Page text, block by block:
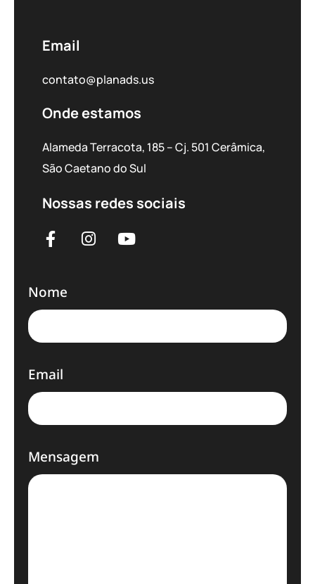
Email
contato@planads.us
Onde estamos
Alameda Terracota, 185 – Cj. 501 Cerâmica,
São Caetano do Sul
Nossas redes sociais
Nome
Email
Mensagem